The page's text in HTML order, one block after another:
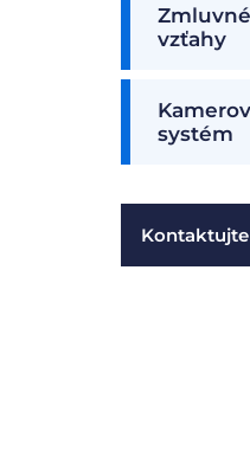
vzťahy
systém